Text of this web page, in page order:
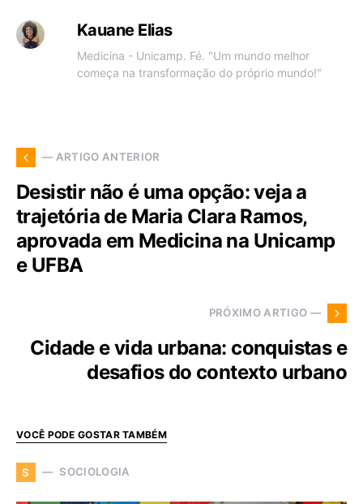
Kauane Elias
Medicina - Unicamp. Fé. "Um mundo melhor
começa na transformação do próprio mundo!"
— ARTIGO ANTERIOR
Desistir não é uma opção: veja a
trajetória de Maria Clara Ramos,
aprovada em Medicina na Unicamp
e UFBA
PRÓXIMO ARTIGO —
Cidade e vida urbana: conquistas e
desafios do contexto urbano
VOCÊ PODE GOSTAR TAMBÉM
S SOCIOLOGIA